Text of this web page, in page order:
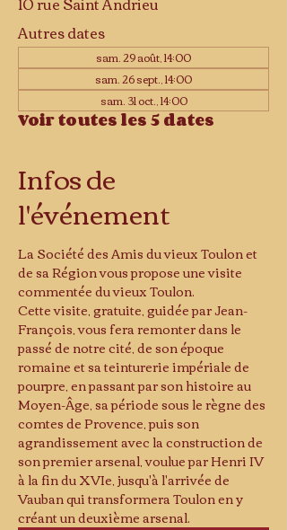
Autres dates
sam. 29 août, 14:00
sam. 26 sept., 14:00
sam. 31 oct., 14:00
Voir toutes les 5 dates
Infos de
l'événement
La Société des Amis du vieux Toulon et
de sa Région vous propose une visite
commentée du vieux Toulon.
Cette visite, gratuite, guidée par Jean-
François, vous fera remonter dans le
passé de notre cité, de son époque
romaine et sa teinturerie impériale de
pourpre, en passant par son histoire au
Moyen-Âge, sa période sous le règne des
comtes de Provence, puis son
agrandissement avec la construction de
son premier arsenal, voulue par Henri IV
à la fin du XVIe, jusqu'à l'arrivée de
Vauban qui transformera Toulon en y
créant un deuxième arsenal.